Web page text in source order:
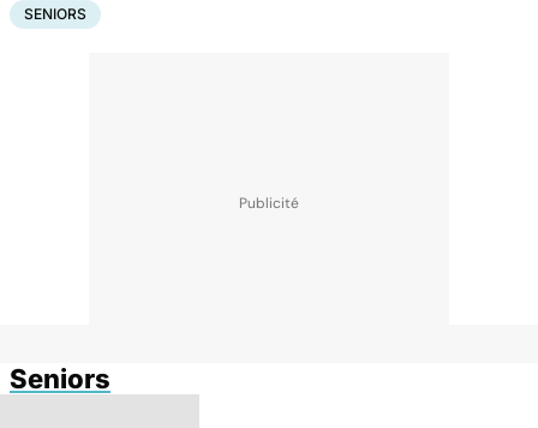
SENIORS
Seniors